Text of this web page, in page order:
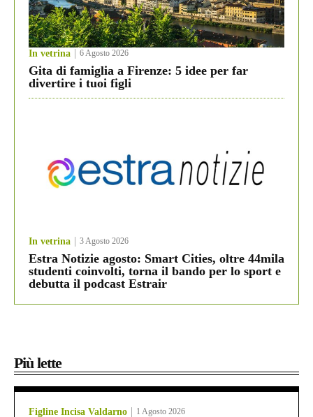
In vetrina 6 Agosto 2026
Gita di famiglia a Firenze: 5 idee per far
divertire i tuoi figli
In vetrina 3 Agosto 2026
Estra Notizie agosto: Smart Cities, oltre 44mila
studenti coinvolti, torna il bando per lo sport e
debutta il podcast Estrair
Più lette
Figline Incisa Valdarno 1 Agosto 2026